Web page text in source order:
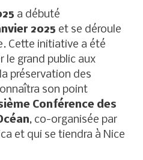
a débuté
2025 et se déroule
Cette initiative a été
le grand public aux
préservation des
son point
Conférence des
, co-organisée par
et qui se tiendra à Nice